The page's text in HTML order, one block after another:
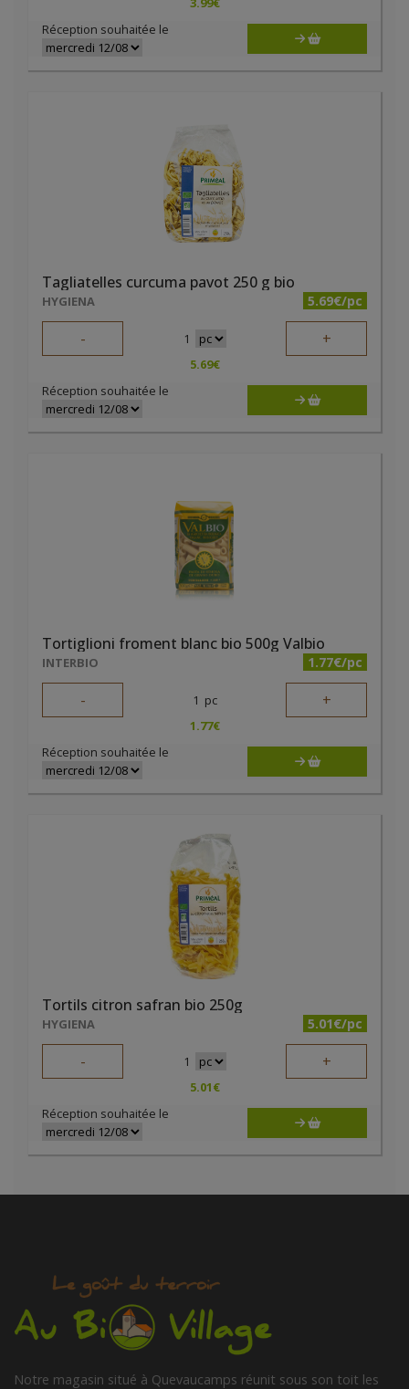
Réception souhaitée le
Tagliatelles curcuma pavot 250 g bio
HYGIENA 5.69€/pc
- 1 +
5.69€
Réception souhaitée le
Tortiglioni froment blanc bio 500g Valbio
INTERBIO 1.77€/pc
- 1 pc +
1.77€
Réception souhaitée le
Tortils citron safran bio 250g
HYGIENA 5.01€/pc
- 1 +
5.01€
Réception souhaitée le
Notre magasin situé à Quevaucamps réunit sous son toit les